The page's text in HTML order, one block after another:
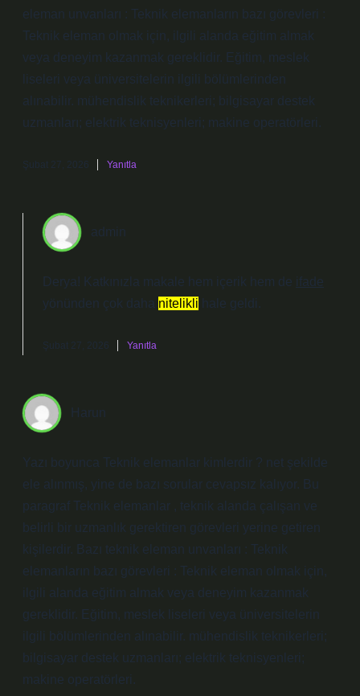
eleman unvanları : Teknik elemanların bazı görevleri :
Teknik eleman olmak için, ilgili alanda eğitim almak
veya deneyim kazanmak gereklidir. Eğitim, meslek
liseleri veya üniversitelerin ilgili bölümlerinden
alınabilir. mühendislik teknikerleri; bilgisayar destek
uzmanları; elektrik teknisyenleri; makine operatörleri.
Şubat 27, 2026 Yanıtla
admin
Derya! Katkınızla makale hem içerik hem de ifade
yönünden çok daha nitelikli hale geldi.
Şubat 27, 2026 Yanıtla
Harun
Yazı boyunca Teknik elemanlar kimlerdir ? net şekilde
ele alınmış, yine de bazı sorular cevapsız kalıyor. Bu
paragraf Teknik elemanlar , teknik alanda çalışan ve
belirli bir uzmanlık gerektiren görevleri yerine getiren
kişilerdir. Bazı teknik eleman unvanları : Teknik
elemanların bazı görevleri : Teknik eleman olmak için,
ilgili alanda eğitim almak veya deneyim kazanmak
gereklidir. Eğitim, meslek liseleri veya üniversitelerin
ilgili bölümlerinden alınabilir. mühendislik teknikerleri;
bilgisayar destek uzmanları; elektrik teknisyenleri;
makine operatörleri.